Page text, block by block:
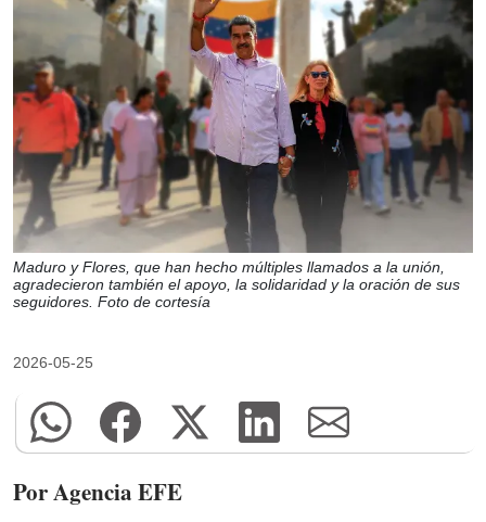
Maduro y Flores, que han hecho múltiples llamados a la unión,
agradecieron también el apoyo, la solidaridad y la oración de sus
seguidores. Foto de cortesía
2026-05-25
Por Agencia EFE